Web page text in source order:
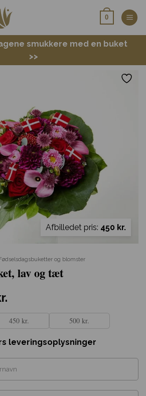
0
smukkere med en buket
>>
Afbilledet pris: 450 kr.
Fødselsdagsbuketter og blomster
lav og tæt
450 kr. 500 kr.
leveringsoplysninger